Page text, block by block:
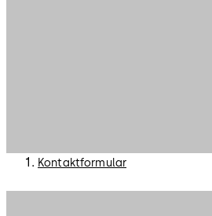
Kontaktformular